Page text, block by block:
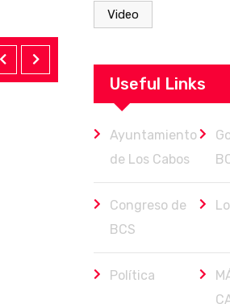
Video
Useful Links
Ayuntamiento
de Los Cabos
Congreso de
BCS
Política